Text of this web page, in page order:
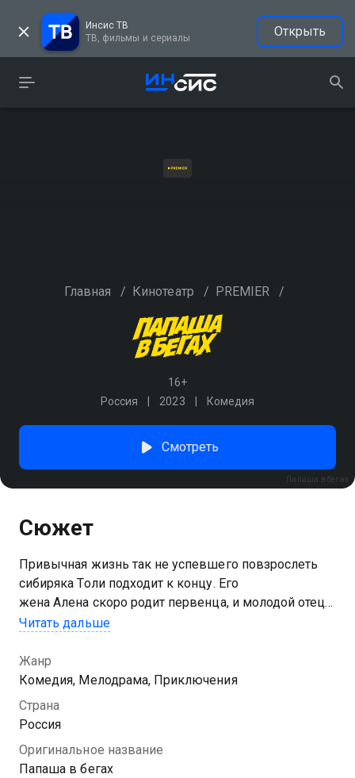
Инсис ТВ
ТВ, фильмы и сериалы
Открыть
Главная / Кинотеатр / PREMIER /
16+
Россия
2023 Комедия
Папаша в бегах
Смотреть
Сюжет
Привычная жизнь так не успевшего повзрослеть
сибиряка Толи подходит к концу. Его
жена Алена скоро родит первенца, и молодой отец
оказывается неготовым к такой ответственности. В
Когалым, но, кажется, сама судьба против. В поезде
герой встречает подростка-беспризорника
Колю и случайно становится похитителем
несовершеннолетнего. Теперь Толя объявлен в
назначения через тайгу вместе с новым
подопечным.
Читать дальше
Жанр
Комедия, Мелодрама, Приключения
Страна
Россия
Оригинальное название
Папаша в бегах